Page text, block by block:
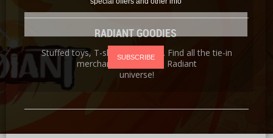
SUBSCRIBE
RADIANT GOODIES
Stuffed toys, T-shirts, posters… Find all the tie-in
merchandise from the Radiant
universe!